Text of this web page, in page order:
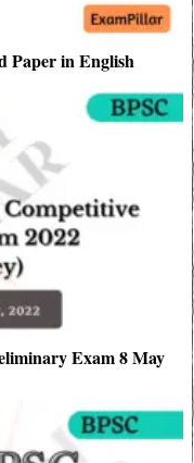
Paper in English
Exam 8 May